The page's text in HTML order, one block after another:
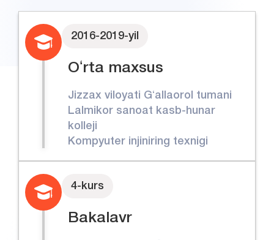
2016-2019-yil
Oʻrta maxsus
Jizzax viloyati Gʻallaorol tumani
Lalmikor sanoat kasb-hunar
kolleji
Kompyuter injiniring texnigi
4-kurs
Bakalavr